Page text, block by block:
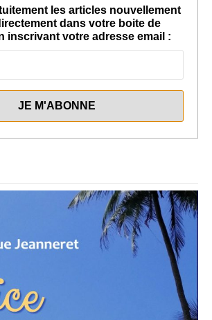
les articles nouvellement
dans votre boite de
inscrivant votre adresse email :